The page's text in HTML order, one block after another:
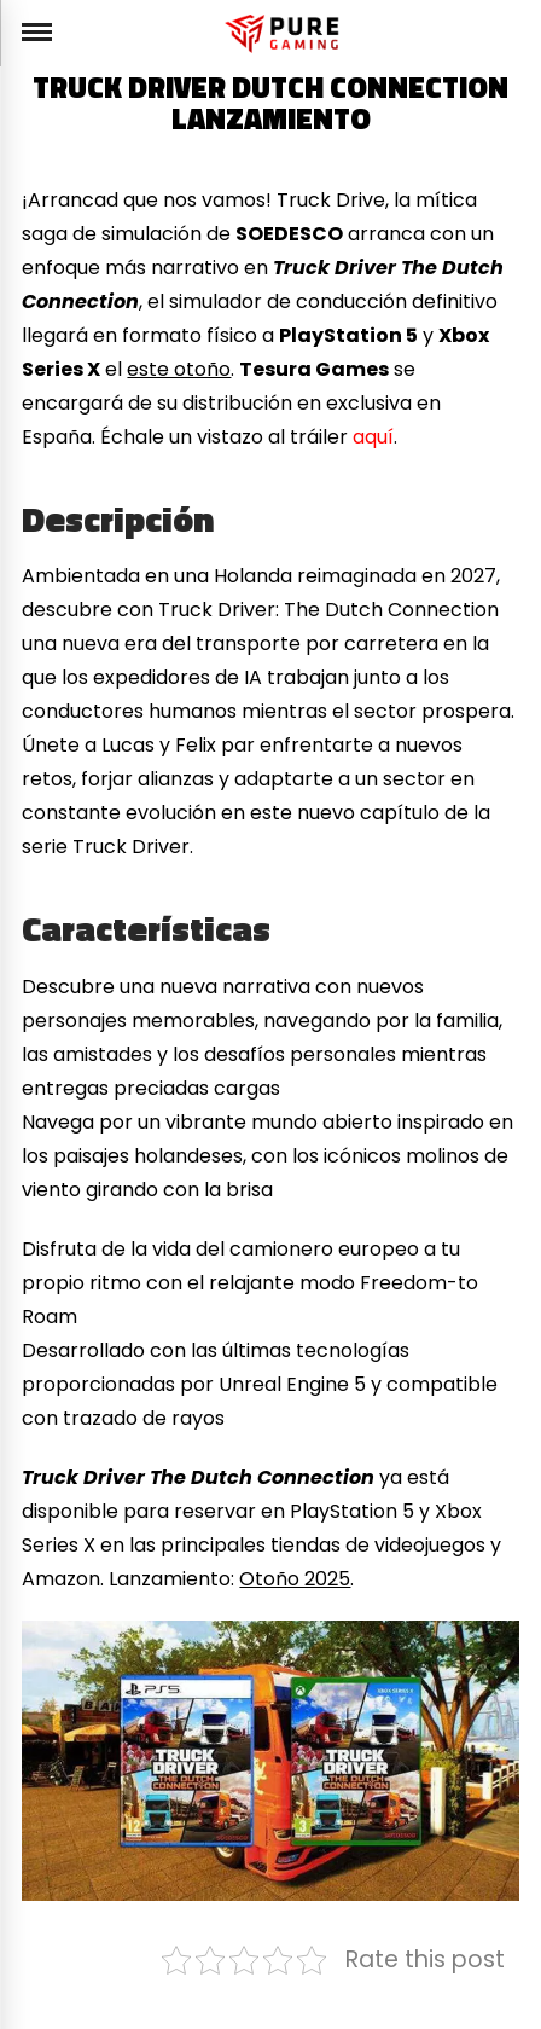
TRUCK DRIVER DUTCH CONNECTION
LANZAMIENTO
¡Arrancad que nos vamos! Truck Drive, la mítica
saga de simulación de SOEDESCOarranca con un
enfoque más narrativo en Truck Driver The Dutch
Connection, el simulador de conducción definitivo
llegará en formato físico a PlayStation 5 yXbox
Series Xeleste otoño. Tesura Gamesse
encargará de su distribución en exclusiva en
España. Échale un vistazo al tráileraquí.
Descripción
Ambientada en una Holanda reimaginada en 2027,
descubre con Truck Driver: The Dutch Connection
una nueva era del transporte por carretera en la
que los expedidores de IA trabajan junto a los
conductores humanos mientras el sector prospera.
Únete a Lucas y Felix par enfrentarte a nuevos
retos, forjar alianzas y adaptarte a un sector en
constante evolución en este nuevo capítulo de la
serie Truck Driver.
Características
Descubre una nueva narrativa con nuevos
personajes memorables, navegando por la familia,
las amistades y los desafíos personales mientras
entregas preciadas cargas
Navega por un vibrante mundo abierto inspirado en
los paisajes holandeses, con los icónicos molinos de
viento girando con la brisa
Disfruta de la vida del camionero europeo a tu
propio ritmo con el relajante modo Freedom-to
Roam
Desarrollado con las últimas tecnologías
proporcionadas por Unreal Engine 5 y compatible
con trazado de rayos
Truck Driver The Dutch Connection ya está
disponible para reservar en PlayStation 5 y Xbox
Series X en las principales tiendas de videojuegos y
Amazon. Lanzamiento:Otoño 2025.
Rate this post